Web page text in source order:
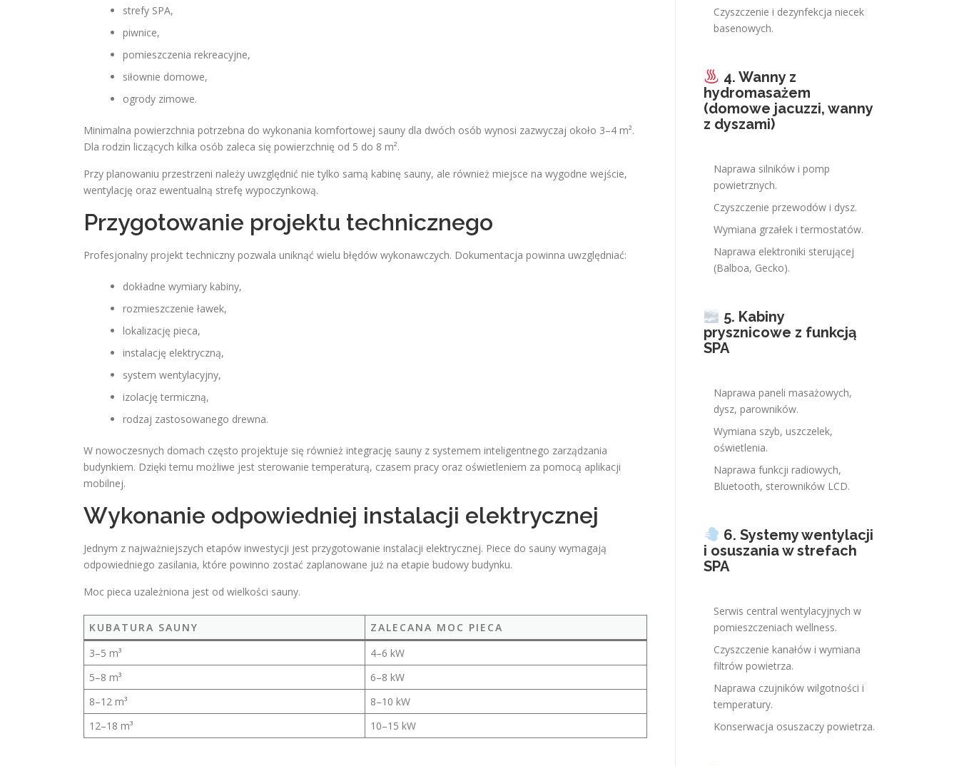
strefy SPA,
piwnice,
pomieszczenia rekreacyjne,
siłownie domowe,
ogrody zimowe.
Minimalna powierzchnia potrzebna do wykonania komfortowej sauny dla dwóch osób wynosi zazwyczaj około 3–4 m².
Dla rodzin liczących kilka osób zaleca się powierzchnię od 5 do 8 m².
Przy planowaniu przestrzeni należy uwzględnić nie tylko samą kabinę sauny, ale również miejsce na wygodne wejście,
wentylację oraz ewentualną strefę wypoczynkową.
Przygotowanie projektu technicznego
Profesjonalny projekt techniczny pozwala uniknąć wielu błędów wykonawczych. Dokumentacja powinna uwzględniać:
dokładne wymiary kabiny,
rozmieszczenie ławek,
lokalizację pieca,
instalację elektryczną,
system wentylacyjny,
izolację termiczną,
rodzaj zastosowanego drewna.
W nowoczesnych domach często projektuje się również integrację sauny z systemem inteligentnego zarządzania
budynkiem. Dzięki temu możliwe jest sterowanie temperaturą, czasem pracy oraz oświetleniem za pomocą aplikacji
mobilnej.
Wykonanie odpowiedniej instalacji elektrycznej
Jednym z najważniejszych etapów inwestycji jest przygotowanie instalacji elektrycznej. Piece do sauny wymagają
odpowiedniego zasilania, które powinno zostać zaplanowane już na etapie budowy budynku.
Moc pieca uzależniona jest od wielkości sauny.
KUBATURA SAUNY
ZALECANA MOC PIECA
3–5 m³
4–6 kW
5–8 m³
6–8 kW
8–12 m³
8–10 kW
12–18 m³
10–15 kW
Czyszczenie i dezynfekcja niecek
basenowych.
4. Wanny z
hydromasażem
(domowe jacuzzi, wanny
z dyszami)
Naprawa silników i pomp
powietrznych.
Czyszczenie przewodów i dysz.
Wymiana grzałek i termostatów.
Naprawa elektroniki sterującej
(Balboa, Gecko).
5. Kabiny
prysznicowe z funkcją
SPA
Naprawa paneli masażowych,
dysz, parowników.
Wymiana szyb, uszczelek,
oświetlenia.
Naprawa funkcji radiowych,
Bluetooth, sterowników LCD.
6. Systemy wentylacji
i osuszania w strefach
SPA
Serwis central wentylacyjnych w
pomieszczeniach wellness.
Czyszczenie kanałów i wymiana
filtrów powietrza.
Naprawa czujników wilgotności i
temperatury.
Konserwacja osuszaczy powietrza.